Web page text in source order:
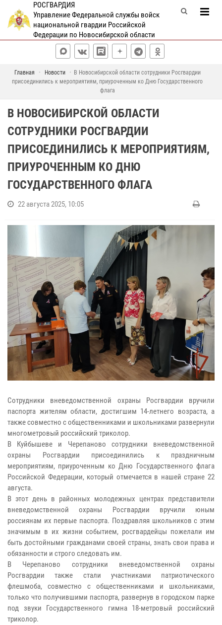
РОСГВАРДИЯ
Управление Федеральной службы войск
национальной гвардии Российской
Федерации по Новосибирской области
Главная Новости
В Новосибирской области сотрудники Росгвардии
присоединились к мероприятиям, приуроченным ко Дню Государственного
флага
В НОВОСИБИРСКОЙ ОБЛАСТИ
СОТРУДНИКИ РОСГВАРДИИ
ПРИСОЕДИНИЛИСЬ К МЕРОПРИЯТИЯМ,
ПРИУРОЧЕННЫМ КО ДНЮ
ГОСУДАРСТВЕННОГО ФЛАГА
22 августа 2025, 10:05
Сотрудники вневедомственной охраны Росгвардии вручили
паспорта жителям области, достигшим 14-летнего возраста, а
также совместно с общественниками и школьниками развернули
многометровый российский триколор.
В Куйбышеве и Черепаново сотрудники вневедомственной
охраны Росгвардии присоединились к праздничным
мероприятиям, приуроченным ко Дню Государственного флага
Российской Федерации, который отмечается в нашей стране 22
августа.
В этот день в районных молодежных центрах представители
вневедомственной охраны Росгвардии вручили юным
россиянам их первые паспорта. Поздравляя школьников с этим
значимым в их жизни событием, росгвардейцы пожелали им
быть достойными гражданами своей страны, знать свои права и
обязанности и строго следовать им.
В Черепаново сотрудники вневедомственной охраны
Росгвардии также стали участниками патриотического
флешмоба, совместно с общественниками и школьниками,
только что получившими паспорта, развернув в городском парке
под звуки Государственного гимна 18-метровый российский
триколор.